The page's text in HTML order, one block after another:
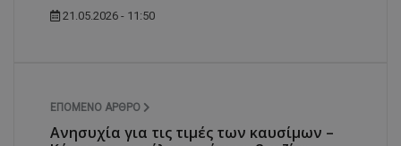
21.05.2026 - 11:50
ΕΠΌΜΕΝΟ ΆΡΘΡΟ
Ανησυχία για τις τιμές των καυσίμων –